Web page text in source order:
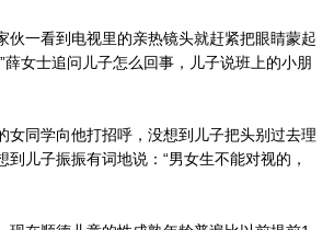
一看到电视里的亲热镜头就赶紧把眼睛蒙起
女士追问儿子怎么回事，儿子说班上的小朋
同学向他打招呼，没想到儿子把头别过去理
儿子振振有词地说：“男女生不能对视的，